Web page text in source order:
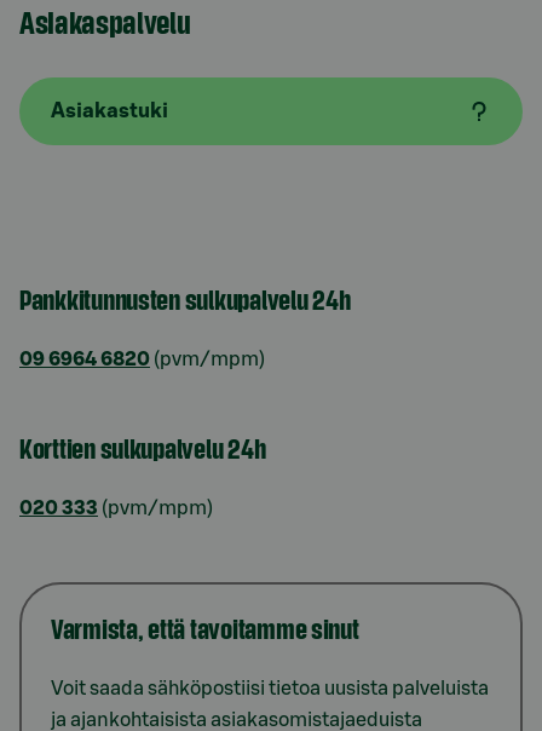
Asiakaspalvelu
Asiakastuki
Pankkitunnusten sulkupalvelu 24h
09 6964 6820 (pvm/mpm)
Korttien sulkupalvelu 24h
020 333 (pvm/mpm)
Varmista, että tavoitamme sinut
Voit saada sähköpostiisi tietoa uusista palveluista
ja ajankohtaisista asiakasomistajaeduista